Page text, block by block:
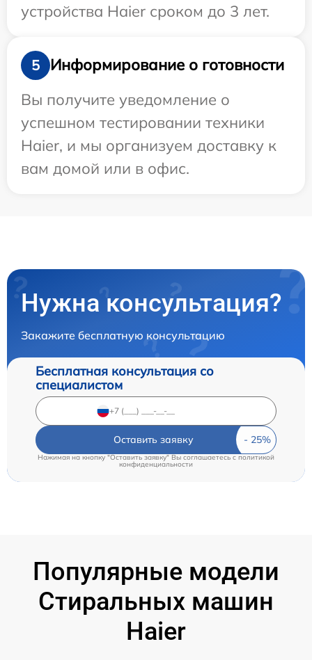
устройства Haier сроком до 3 лет.
5
Информирование о готовности
Вы получите уведомление о
успешном тестировании техники
Haier, и мы организуем доставку к
вам домой или в офис.
Нужна консультация?
Закажите бесплатную консультацию
Бесплатная консультация со
специалистом
Оставить заявку
Нажимая на кнопку "Оставить заявку" Вы соглашаетесь cполитикой
конфиденциальности
Популярные модели
Стиральных машин
Haier